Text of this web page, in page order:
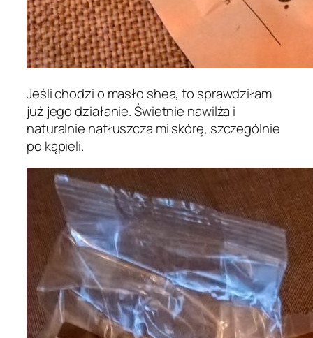
Jeśli chodzi o masło shea, to sprawdziłam
już jego działanie. Świetnie nawilża i
naturalnie natłuszcza mi skórę, szczególnie
po kąpieli.